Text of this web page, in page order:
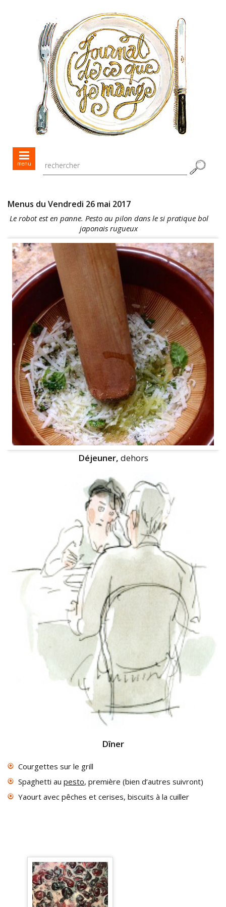
menu
Mes menus jour après jour
Mes recettes de saison
Menus du Vendredi 26 mai 2017
Le robot est en panne. Pesto au pilon dans le si pratique bol
japonais rugueux
Déjeuner, dehors
Dîner
Courgettes sur le grill
Spaghetti au pesto, première (bien d’autres suivront)
Yaourt avec pêches et cerises, biscuits à la cuiller